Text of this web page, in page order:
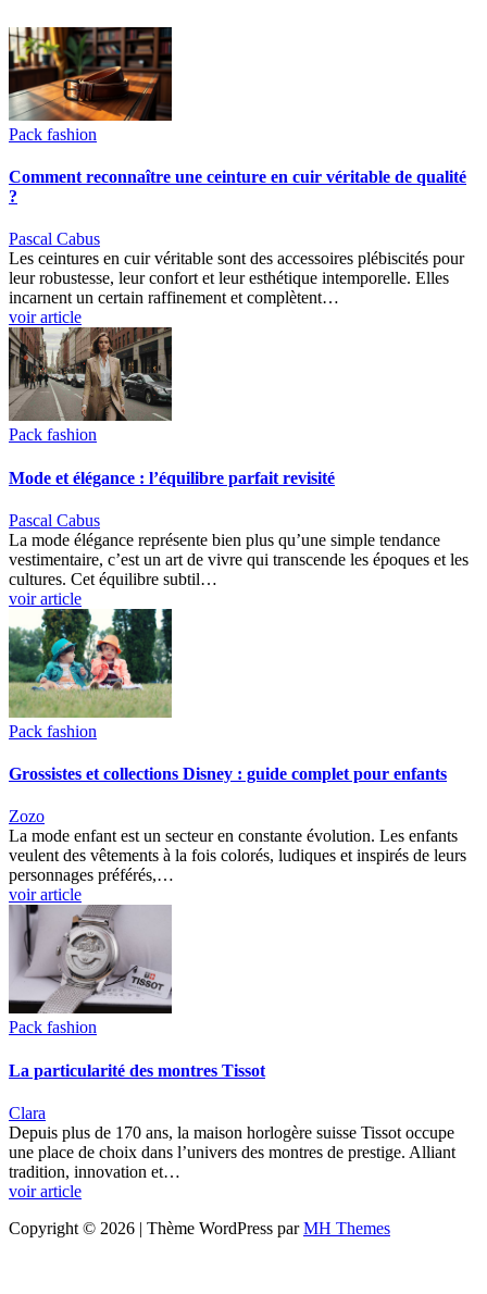
Pack fashion
Comment reconnaître une ceinture en cuir véritable de qualité
?
Pascal Cabus
Les ceintures en cuir véritable sont des accessoires plébiscités pour
leur robustesse, leur confort et leur esthétique intemporelle. Elles
incarnent un certain raffinement et complètent…
voir article
Pack fashion
Mode et élégance : l’équilibre parfait revisité
Pascal Cabus
La mode élégance représente bien plus qu’une simple tendance
vestimentaire, c’est un art de vivre qui transcende les époques et les
cultures. Cet équilibre subtil…
voir article
Pack fashion
Grossistes et collections Disney : guide complet pour enfants
Zozo
La mode enfant est un secteur en constante évolution. Les enfants
veulent des vêtements à la fois colorés, ludiques et inspirés de leurs
personnages préférés,…
voir article
Pack fashion
La particularité des montres Tissot
Clara
Depuis plus de 170 ans, la maison horlogère suisse Tissot occupe
une place de choix dans l’univers des montres de prestige. Alliant
tradition, innovation et…
voir article
Copyright © 2026 | Thème WordPress parMH Themes